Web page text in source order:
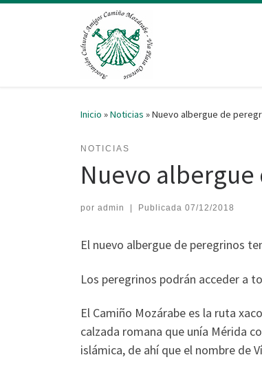
Saltar al contenido
Inicio »Noticias »Nuevo albergue de
NOTICIAS
Nuevo
por admin Publicada 07/12/2018
El nuevo albergue de peregrinos
Los peregrinos podrán acceder a
El Camiño Mozárabe es la ruta
calzada romana que unía Mérida
islámica, de ahí que el nombre de